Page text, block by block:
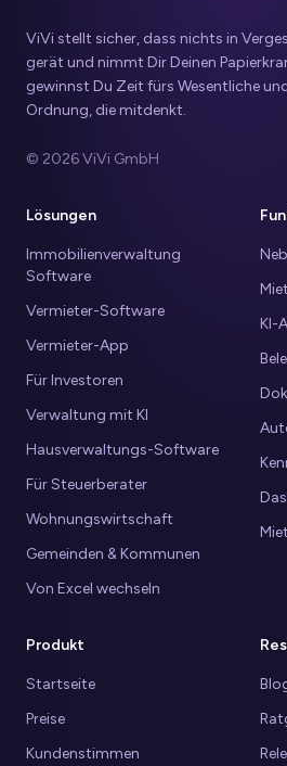
ViVi stellt sicher, dass nichts in
gerät und nimmt Dir Deinen
gewinnst Du Zeit fürs Wesentliche
Ordnung, die mitdenkt.
© 2026 ViVi GmbH
Produkt
Startseite
Preise
Kundenstimmen
KI-
Lösungen
Immobilienverwaltung
Software
Vermieter-Software
Vermieter-App
Für Investoren
Verwaltung mit KI
Hausverwaltungs-Software
Für Steuerberater
Wohnungswirtschaft
Gemeinden & Kommunen
Von Excel wechseln